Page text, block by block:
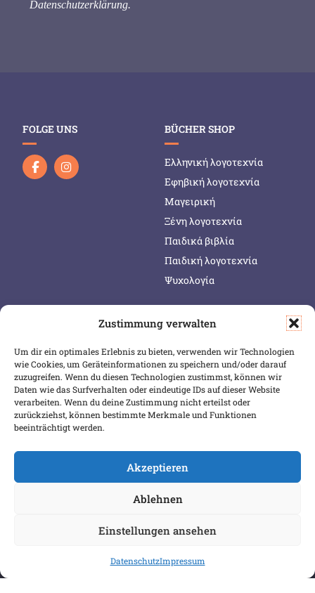
Zustimmung verwalten
Um dir ein optimales Erlebnis zu bieten, verwenden wir Technologien
wie Cookies, um Geräteinformationen zu speichern und/oder darauf
zuzugreifen. Wenn du diesen Technologien zustimmst, können wir
Daten wie das Surfverhalten oder eindeutige IDs auf dieser Website
verarbeiten. Wenn du deine Zustimmung nicht erteilst oder
zurückziehst, können bestimmte Merkmale und Funktionen
beeinträchtigt werden.
Akzeptieren
Ablehnen
Einstellungen ansehen
DatenschutzImpressum
Datenschutzerklärung.
FOLGE UNS BÜCHER SHOP
Ελληνική λογοτεχνία
Εφηβική λογοτεχνία
Μαγειρική
Ξένη λογοτεχνία
Παιδικά βιβλία
Παιδική λογοτεχνία
Ψυχολογία
SERVICE & INFOS
Warenkorb
Wunschliste
Mein Konto
Versand & Lieferung
Zahlungsweisen
SICHER BEZAHLEN